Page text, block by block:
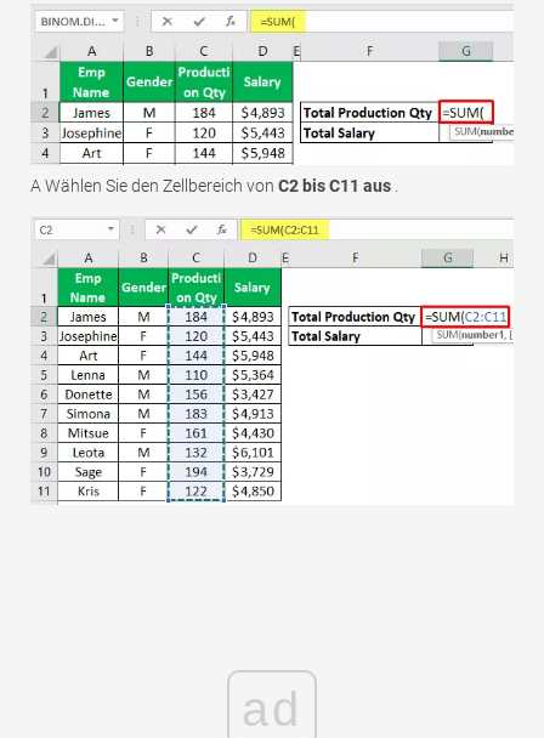
A Wählen Sie den Zellbereich von C2 bis C11 aus
ad